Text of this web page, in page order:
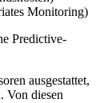
Monitoring)
Predictive-
ausgestattet,
Von diesen